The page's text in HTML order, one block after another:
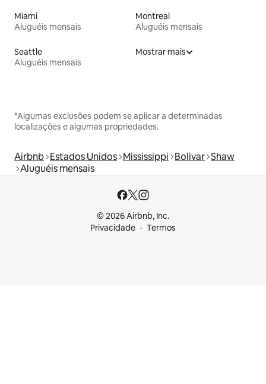
Miami
Aluguéis mensais
Montreal
Aluguéis mensais
Seattle
Aluguéis mensais
Mostrar mais
*Algumas exclusões podem se aplicar a determinadas
localizações e algumas propriedades.
Airbnb Estados Unidos Mississippi Bolivar Shaw
Aluguéis mensais
© 2026 Airbnb, Inc.
Privacidade
Termos